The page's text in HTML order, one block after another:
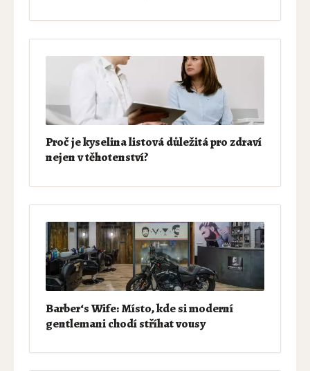
Proč je kyselina listová důležitá pro zdraví
nejen v těhotenství?
Barber‘s Wife: Místo, kde si moderní
gentlemani chodí stříhat vousy